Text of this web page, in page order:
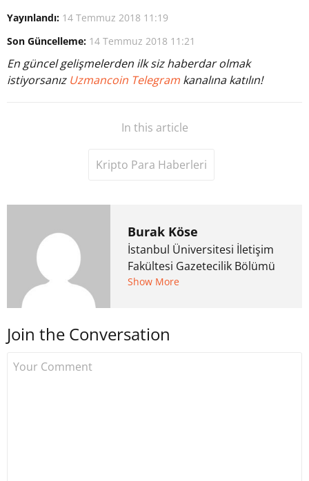
Yayınlandı: 14 Temmuz 2018 11:19
Son Güncelleme: 14 Temmuz 2018 11:21
En güncel gelişmelerden ilk siz haberdar olmak
istiyorsanız Uzmancoin Telegram kanalına katılın!
In this article
Kripto Para Haberleri
Burak Köse
İstanbul Üniversitesi İletişim
Fakültesi Gazetecilik Bölümü
mezunu. 6 yıl ana akım
kurdu. 2017'nin Mayıs ayından
Show More
Join the Conversation